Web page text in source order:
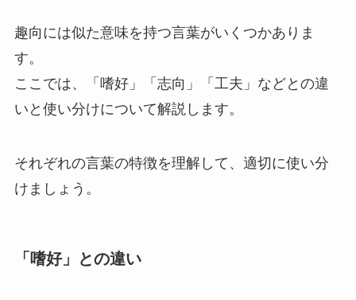
趣向には似た意味を持つ言葉がいくつかありま
す。
ここでは、「嗜好」「志向」「工夫」などとの違
いと使い分けについて解説します。
それぞれの言葉の特徴を理解して、適切に使い分
けましょう。
「嗜好」との違い